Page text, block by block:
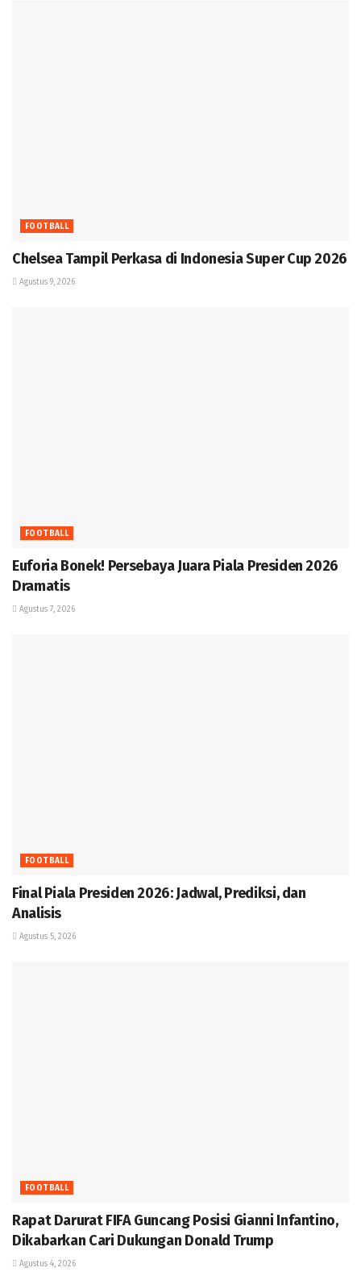
FOOTBALL
Chelsea Tampil Perkasa di Indonesia Super Cup 2026
Agustus 9, 2026
FOOTBALL
Euforia Bonek! Persebaya Juara Piala Presiden 2026
Dramatis
Agustus 7, 2026
FOOTBALL
Final Piala Presiden 2026: Jadwal, Prediksi, dan
Analisis
Agustus 5, 2026
FOOTBALL
Rapat Darurat FIFA Guncang Posisi Gianni Infantino,
Dikabarkan Cari Dukungan Donald Trump
Agustus 4, 2026